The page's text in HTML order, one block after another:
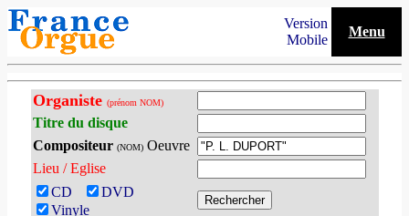
Version
Mobile
Menu
Organiste (prénom NOM)
Titre du disque
Compositeur (NOM)Oeuvre
Lieu / Eglise
CD
DVD
Vinyle